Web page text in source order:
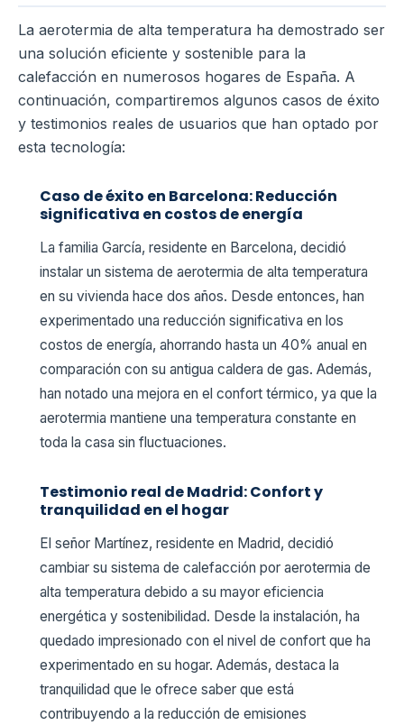
La aerotermia de alta temperatura ha demostrado ser
una solución eficiente y sostenible para la
calefacción en numerosos hogares de España. A
continuación, compartiremos algunos casos de éxito
y testimonios reales de usuarios que han optado por
esta tecnología:
Caso de éxito en Barcelona: Reducción
significativa en costos de energía
La familia García, residente en Barcelona, decidió
instalar un sistema de aerotermia de alta temperatura
en su vivienda hace dos años. Desde entonces, han
experimentado una reducción significativa en los
costos de energía, ahorrando hasta un 40% anual en
comparación con su antigua caldera de gas. Además,
han notado una mejora en el confort térmico, ya que la
aerotermia mantiene una temperatura constante en
toda la casa sin fluctuaciones.
Testimonio real de Madrid: Confort y
tranquilidad en el hogar
El señor Martínez, residente en Madrid, decidió
cambiar su sistema de calefacción por aerotermia de
alta temperatura debido a su mayor eficiencia
energética y sostenibilidad. Desde la instalación, ha
quedado impresionado con el nivel de confort que ha
experimentado en su hogar. Además, destaca la
tranquilidad que le ofrece saber que está
contribuyendo a la reducción de emisiones